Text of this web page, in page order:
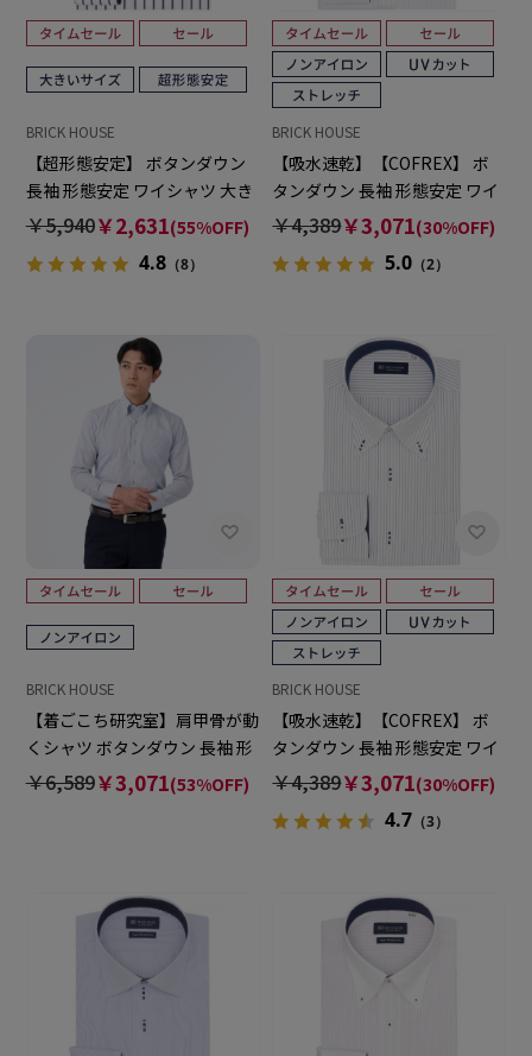
BRICK HOUSE
【超形態安定】 ボタンダウン
長袖 形態安定 ワイシャツ 大き
いサイズ
￥5,940￥2,631(55%OFF)
4.8（8）
BRICK HOUSE
【吸水速乾】【COFREX】 ボ
タンダウン 長袖 形態安定 ワイ
シャツ
￥4,389￥3,071(30%OFF)
5.0 （2）
BRICK HOUSE
【着ごこち研究室】肩甲骨が動
くシャツ ボタンダウン 長袖 形
態安定 ワイシャツ
￥6,589￥3,071(53%OFF)
BRICK HOUSE
【吸水速乾】【COFREX】 ボ
タンダウン 長袖 形態安定 ワイ
シャツ
￥4,389￥3,071(30%OFF)
4.7 （3）